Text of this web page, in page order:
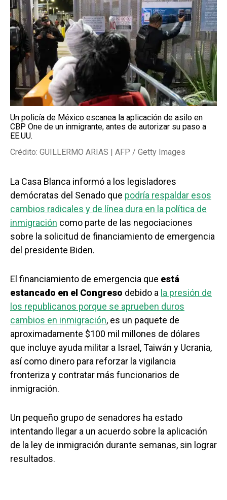
Un policía de México escanea la aplicación de asilo en
CBP One de un inmigrante, antes de autorizar su paso a
EE.UU.
Crédito: GUILLERMO ARIAS | AFP / Getty Images
La Casa Blanca informó a los legisladores
demócratas del Senado que podría respaldar esos
cambios radicales y de línea dura en la política de
inmigración como parte de las negociaciones
sobre la solicitud de financiamiento de emergencia
del presidente Biden.
El financiamiento de emergencia que está
estancado en el Congreso debido a la presión de
los republicanos porque se aprueben duros
cambios en inmigración, es un paquete de
aproximadamente $100 mil millones de dólares
que incluye ayuda militar a Israel, Taiwán y Ucrania,
así como dinero para reforzar la vigilancia
fronteriza y contratar más funcionarios de
inmigración.
Un pequeño grupo de senadores ha estado
intentando llegar a un acuerdo sobre la aplicación
de la ley de inmigración durante semanas, sin lograr
resultados.